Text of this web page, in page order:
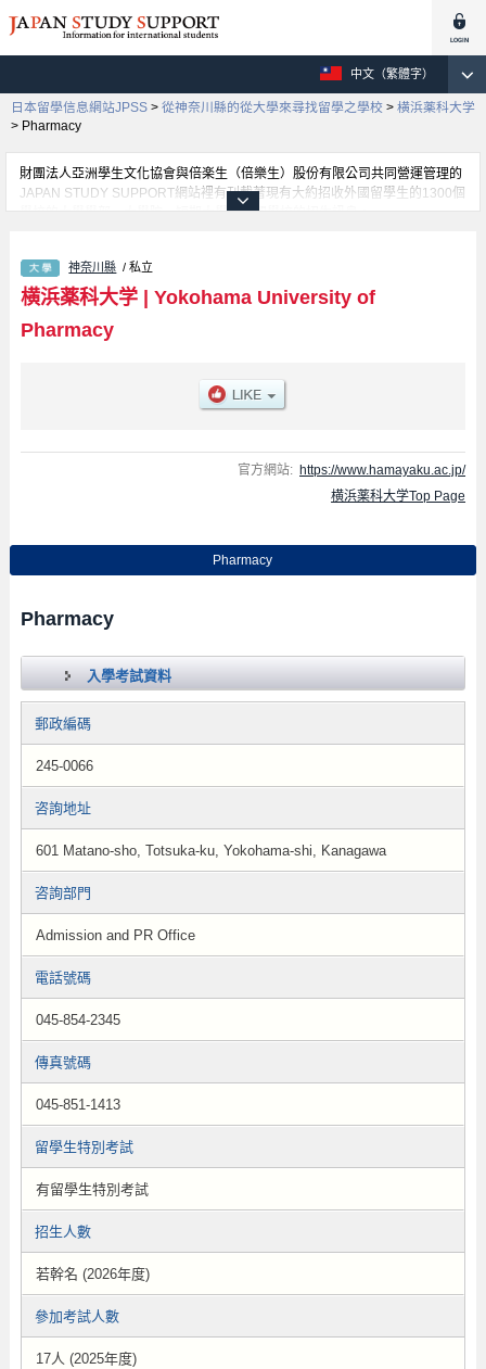
中文（繁體字）
日本留學信息網站JPSS > 從神奈川縣的從大學來尋找留學之學校 > 横浜薬科大学
> Pharmacy
財團法人亞洲學生文化協會與倍楽生（倍樂生）股份有限公司共同營運管理的
JAPAN STUDY SUPPORT網站裡有刊載著現有大約招收外國留學生的1300個
學校的大學學部、大學院、短期大學、專門學校的招生訊息。
外國留學生是必要之訊息都刊載於此，請務必查閱及利用此網站。
神奈川縣 / 私立
横浜薬科大学| Yokohama University of
Pharmacy
官方網站: https://www.hamayaku.ac.jp/
横浜薬科大学Top Page
Pharmacy
Pharmacy
入學考試資料
郵政編碼
245-0066
咨詢地址
601 Matano-sho, Totsuka-ku, Yokohama-shi, Kanagawa
咨詢部門
Admission and PR Office
電話號碼
045-854-2345
傳真號碼
045-851-1413
留學生特別考試
有留學生特別考試
招生人數
若幹名 (2026年度)
參加考試人數
17人 (2025年度)